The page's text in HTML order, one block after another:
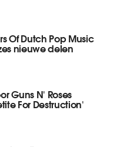
Of Dutch Pop Music
nieuwe delen
Guns N' Roses
For Destruction'